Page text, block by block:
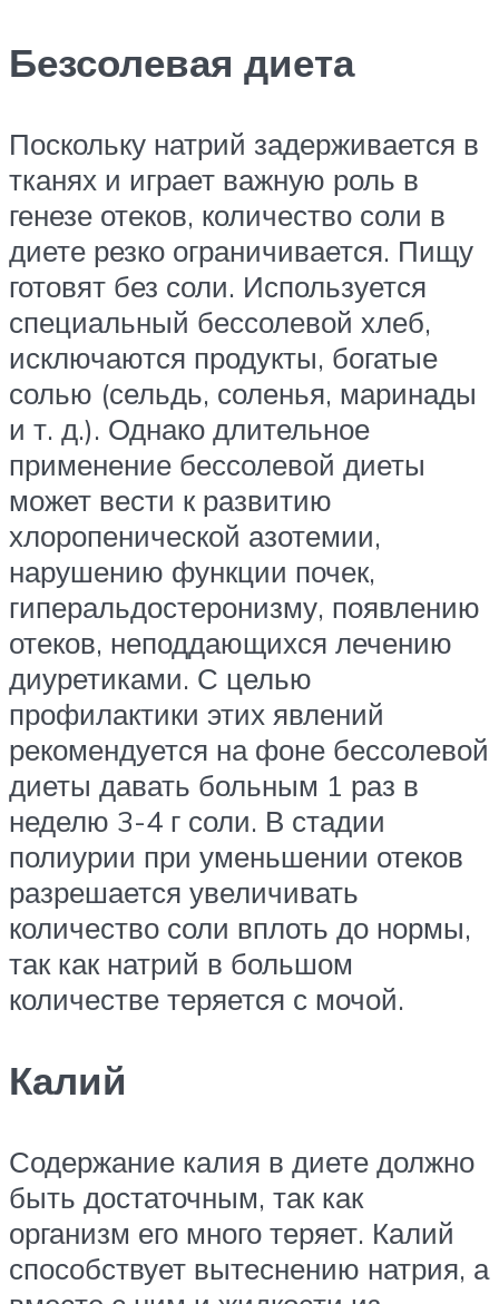
Безсолевая диета
Поскольку натрий задерживается в
тканях и играет важную роль в
генезе отеков, количество соли в
диете резко ограничивается. Пищу
готовят без соли. Используется
специальный бессолевой хлеб,
исключаются продукты, богатые
солью (сельдь, соленья, маринады
и т. д.). Однако длительное
применение бессолевой диеты
может вести к развитию
хлоропенической азотемии,
нарушению функции почек,
гиперальдостеронизму, появлению
отеков, неподдающихся лечению
диуретиками. С целью
профилактики этих явлений
рекомендуется на фоне бессолевой
диеты давать больным 1 раз в
неделю 3-4 г соли. В стадии
полиурии при уменьшении отеков
разрешается увеличивать
количество соли вплоть до нормы,
так как натрий в большом
количестве теряется с мочой.
Калий
Содержание калия в диете должно
быть достаточным, так как
организм его много теряет. Калий
способствует вытеснению натрия, а